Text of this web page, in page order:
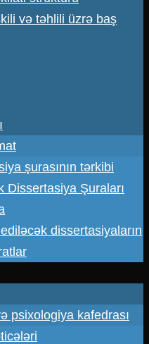
və təhlili üzrə baş
şurasının tərkibi
Dissertasiya Şuraları
dissertasiyaların
psixologiya kafedrası